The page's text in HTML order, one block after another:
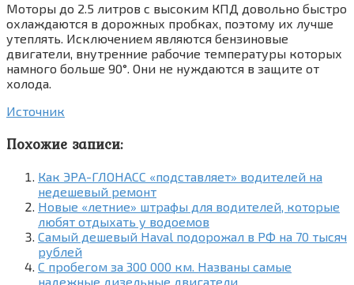
Моторы до 2.5 литров с высоким КПД довольно быстро
охлаждаются в дорожных пробках, поэтому их лучше
утеплять. Исключением являются бензиновые
двигатели, внутренние рабочие температуры которых
намного больше 90°. Они не нуждаются в защите от
холода.
Источник
Похожие записи:
Как ЭРА-ГЛОНАСС «подставляет» водителей на
недешевый ремонт
Новые «летние» штрафы для водителей, которые
любят отдыхать у водоемов
Самый дешевый Haval подорожал в РФ на 70 тысяч
рублей
С пробегом за 300 000 км. Названы самые
надежные дизельные двигатели